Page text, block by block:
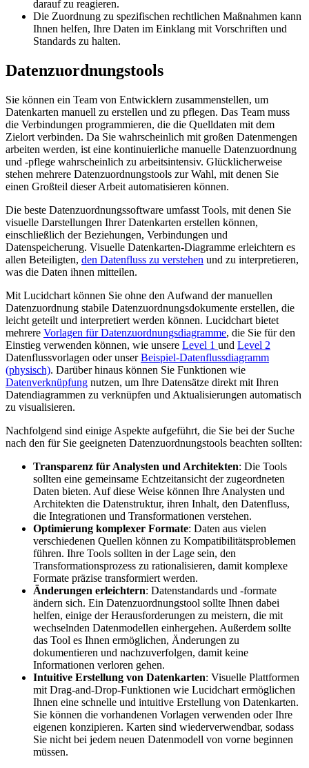
darauf zu reagieren.
Die Zuordnung zu spezifischen rechtlichen Maßnahmen kann
Ihnen helfen, Ihre Daten im Einklang mit Vorschriften und
Standards zu halten.
Datenzuordnungstools
Sie können ein Team von Entwicklern zusammenstellen, um
Datenkarten manuell zu erstellen und zu pflegen. Das Team muss
die Verbindungen programmieren, die die Quelldaten mit dem
Zielort verbinden. Da Sie wahrscheinlich mit großen Datenmengen
arbeiten werden, ist eine kontinuierliche manuelle Datenzuordnung
und -pflege wahrscheinlich zu arbeitsintensiv. Glücklicherweise
stehen mehrere Datenzuordnungstools zur Wahl, mit denen Sie
einen Großteil dieser Arbeit automatisieren können.
Die beste Datenzuordnungssoftware umfasst Tools, mit denen Sie
visuelle Darstellungen Ihrer Datenkarten erstellen können,
einschließlich der Beziehungen, Verbindungen und
Datenspeicherung. Visuelle Datenkarten-Diagramme erleichtern es
allen Beteiligten, den Datenfluss zu verstehen und zu interpretieren,
was die Daten ihnen mitteilen.
Mit Lucidchart können Sie ohne den Aufwand der manuellen
Datenzuordnung stabile Datenzuordnungsdokumente erstellen, die
leicht geteilt und interpretiert werden können. Lucidchart bietet
mehrere Vorlagen für Datenzuordnungsdiagramme, die Sie für den
Einstieg verwenden können, wie unsere Level 1 und Level 2
Datenflussvorlagen oder unserBeispiel-Datenflussdiagramm
(physisch). Darüber hinaus können Sie Funktionen wie
Datenverknüpfung nutzen, um Ihre Datensätze direkt mit Ihren
Datendiagrammen zu verknüpfen und Aktualisierungen automatisch
zu visualisieren.
Nachfolgend sind einige Aspekte aufgeführt, die Sie bei der Suche
nach den für Sie geeigneten Datenzuordnungstools beachten sollten:
Transparenz für Analysten und Architekten: Die Tools
sollten eine gemeinsame Echtzeitansicht der zugeordneten
Daten bieten. Auf diese Weise können Ihre Analysten und
Architekten die Datenstruktur, ihren Inhalt, den Datenfluss,
die Integrationen und Transformationen verstehen.
Optimierung komplexer Formate: Daten aus vielen
verschiedenen Quellen können zu Kompatibilitätsproblemen
führen. Ihre Tools sollten in der Lage sein, den
Transformationsprozess zu rationalisieren, damit komplexe
Formate präzise transformiert werden.
Änderungen erleichtern: Datenstandards und -formate
ändern sich. Ein Datenzuordnungstool sollte Ihnen dabei
helfen, einige der Herausforderungen zu meistern, die mit
wechselnden Datenmodellen einhergehen. Außerdem sollte
das Tool es Ihnen ermöglichen, Änderungen zu
dokumentieren und nachzuverfolgen, damit keine
Informationen verloren gehen.
Intuitive Erstellung von Datenkarten: Visuelle Plattformen
mit Drag-and-Drop-Funktionen wie Lucidchart ermöglichen
Ihnen eine schnelle und intuitive Erstellung von Datenkarten.
Sie können die vorhandenen Vorlagen verwenden oder Ihre
eigenen konzipieren. Karten sind wiederverwendbar, sodass
Sie nicht bei jedem neuen Datenmodell von vorne beginnen
müssen.